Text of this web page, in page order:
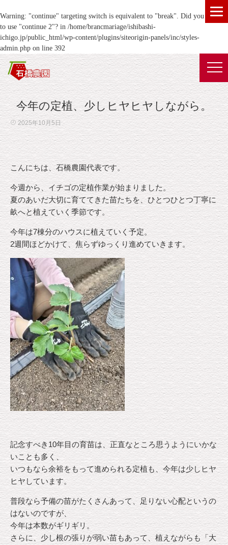
Warning: "continue" targeting switch is equivalent to "break". Did you mean
to use "continue 2"? in /home/brancmariage/ishibashi-
ichigo.jp/public_html/wp-content/plugins/siteorigin-panels/inc/styles-
admin.php on line 392
今年の定植、少しヒヤヒヤしながら。
2025年10月5日
こんにちは、石橋農園代表です。
今週から、イチゴの定植作業が始まりました。
夏のあいだ大切に育ててきた苗たちを、ひとつひとつ丁寧に
畝へと植えていく季節です。
今年は7棟分のハウスに植えていく予定。
2週間ほどかけて、焦らずゆっくり進めていきます。
記念すべき10年目の育苗は、正直なところ思うようにいかな
いことも多く、
いつもなら余裕をもって進められる定植も、今年は少しヒヤ
ヒヤしています。
普段なら予備の苗がたくさんあって、足りない心配というの
はないのですが、
今年は本数がギリギリ。
さらに、少し根の張りが弱い苗もあって、植えながらも「大